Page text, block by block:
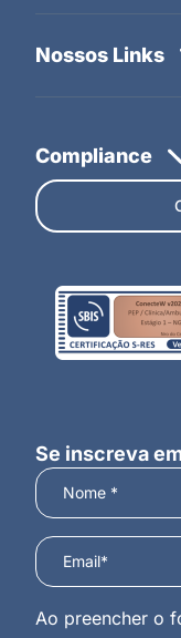
Se inscreva
Ao preencher o